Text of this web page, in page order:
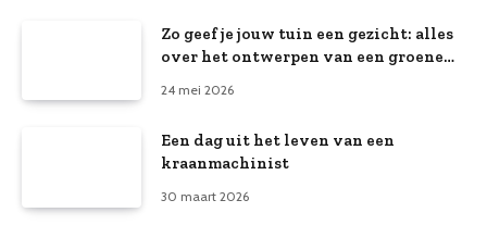
Zo geef je jouw tuin een gezicht: alles
over het ontwerpen van een groene
24 mei 2026
Een dag uit het leven van een
kraanmachinist
30 maart 2026